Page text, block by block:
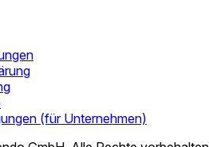
(für Unternehmen)